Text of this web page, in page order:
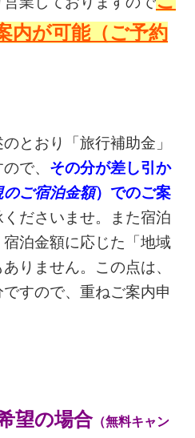
内が可能（ご予約
とおり「旅行補助金」
で、 その分が差し引か
のご宿泊金額）でのご案
ださいませ。また宿泊
泊金額に応じた「地域
りません。この点は、
すので、重ねご案内申
望の場合（無料キャン